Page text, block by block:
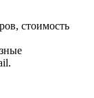
стоимость